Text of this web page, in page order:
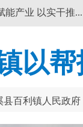
能产业 以实干推
以
县百利镇人民政府